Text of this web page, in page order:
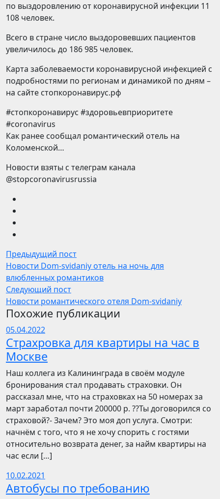
по выздоровлению от коронавирусной инфекции 11
108 человек.
Всего в стране число выздоровевших пациентов
увеличилось до 186 985 человек.
Карта заболеваемости коронавирусной инфекцией с
подробностями по регионам и динамикой по дням –
на сайте стопкоронавирус.рф
#стопкоронавирус #здоровьевприоритете
#coronavirus
Как ранее сообщал романтический отель на
Коломенской…
Новости взяты с телеграм канала
@stopcoronavirusrussia
Предыдущий пост
Новости Dom-svidaniy отель на ночь для
влюбленных романтиков
Следующий пост
Новости романтического отеля Dom-svidaniy
Похожие публикации
05.04.2022
Страхровка для квартиры на час в
Москве
Наш коллега из Калининграда в своём модуле
бронирования стал продавать страховки. Он
рассказал мне, что на страховках на 50 номерах за
март заработал почти 200000 р. ??Ты договорился со
страховой?- Зачем? Это моя доп услуга. Смотри:
начнём с того, что я не хочу спорить с гостями
относительно возврата денег, за найм квартиры на
час если […]
10.02.2021
Автобусы по требованию